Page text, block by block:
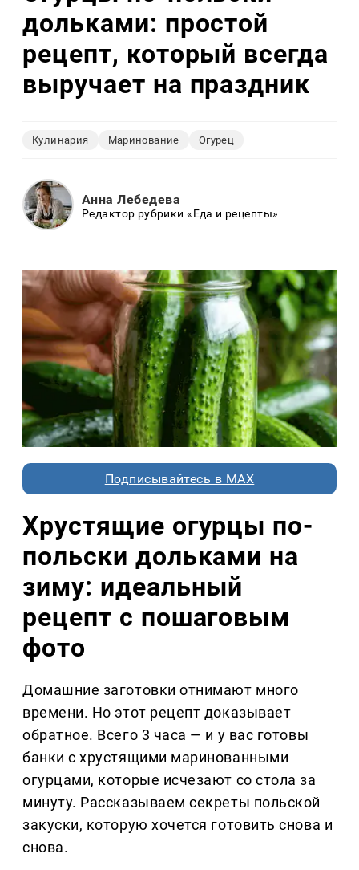
дольками: простой
рецепт, который всегда
выручает на праздник
Кулинария Маринование Огурец
Анна Лебедева
Редактор рубрики «Еда и рецепты»
Подписывайтесь в MAX
Хрустящие огурцы по-
польски дольками на
зиму: идеальный
рецепт с пошаговым
фото
Домашние заготовки отнимают много
времени. Но этот рецепт доказывает
обратное. Всего 3 часа — и у вас готовы
банки с хрустящими маринованными
огурцами, которые исчезают со стола за
минуту. Рассказываем секреты польской
закуски, которую хочется готовить снова и
снова.